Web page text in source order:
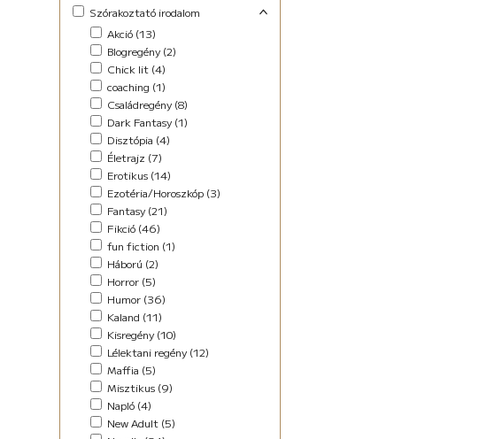
Ifjúsági (Young Adult) (47)
Lányregény (7)
Mese (141)
New Adult (9)
Novella (4)
Vers (27)
Családregény (3)
Novella (10)
Regény (13)
Szociodráma (2)
Vers (36)
Szórakoztató irodalom
Akció (13)
Blogregény (2)
Chick lit (4)
coaching (1)
Családregény (8)
Dark Fantasy (1)
Disztópia (4)
Életrajz (7)
Erotikus (14)
Ezotéria/Horoszkóp (3)
Fantasy (21)
Fikció (46)
fun fiction (1)
Háború (2)
Horror (5)
Humor (36)
Kaland (11)
Kisregény (10)
Lélektani regény (12)
Maffia (5)
Misztikus (9)
Napló (4)
New Adult (5)